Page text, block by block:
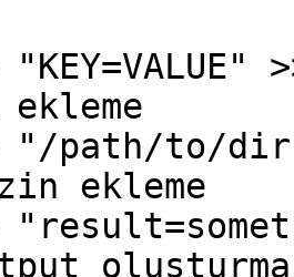
path/to/dir"
ekleme
oluşturma